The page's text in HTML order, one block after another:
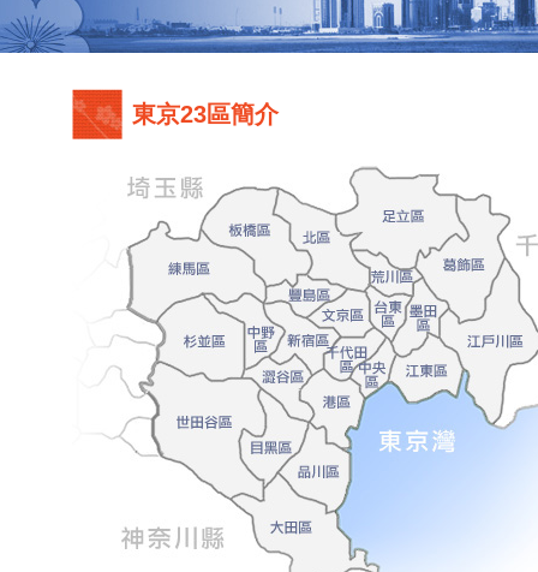
東京23區簡介